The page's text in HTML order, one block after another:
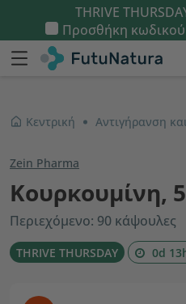
THRIVE
Προσθήκη κωδικού
Κεντρική
Zein Pharma
Κουρκουμίνη,
Περιεχόμενο: 90 κάψουλες
THRIVE THURSDAY 0d